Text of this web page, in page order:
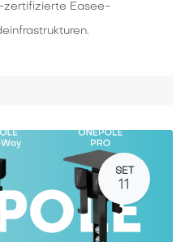
zertifizierte Easee-
SET
11